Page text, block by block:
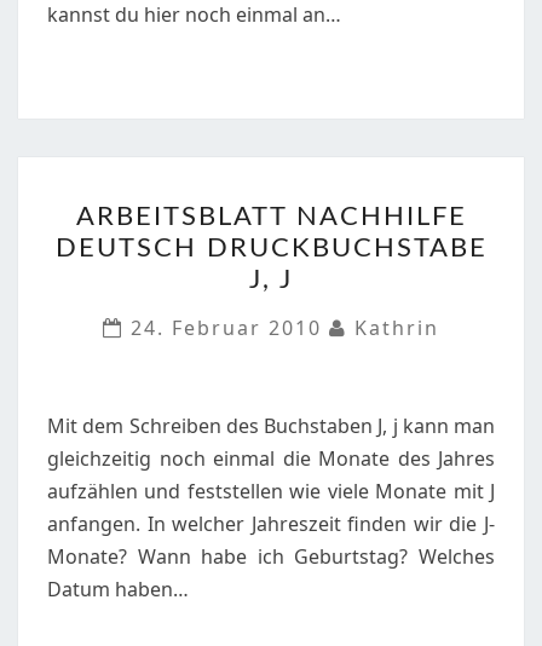
kannst du hier noch einmal an…
NACHHILFE
DEUTSCH
DRUCKBUCHSTABE
J,
ARBEITSBLATT NACHHILFE
DEUTSCH DRUCKBUCHSTABE
J, J
24. Februar 2010
Kathrin
Mit dem Schreiben des Buchstaben J, j kann man
gleichzeitig noch einmal die Monate des Jahres
aufzählen und feststellen wie viele Monate mit J
anfangen. In welcher Jahreszeit finden wir die J-
Monate? Wann habe ich Geburtstag? Welches
Datum haben…